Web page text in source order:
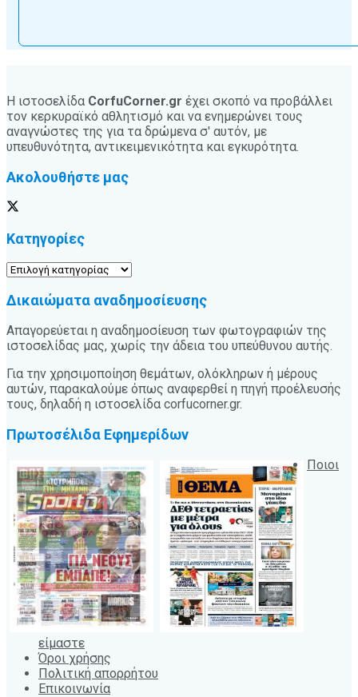
Η ιστοσελίδα CorfuCorner.gr έχει σκοπό να προβάλλει
τον κερκυραϊκό αθλητισμό και να ενημερώνει τους
αναγνώστες της για τα δρώμενα σ' αυτόν, με
υπευθυνότητα, αντικειμενικότητα και εγκυρότητα.
Ακολουθήστε μας
Κατηγορίες
Κατηγορίες
Δικαιώματα αναδημοσίευσης
Απαγορεύεται η αναδημοσίευση των φωτογραφιών της
ιστοσελίδας μας, χωρίς την άδεια του υπεύθυνου αυτής.
Για την χρησιμοποίηση θεμάτων, ολόκληρων ή μέρους
αυτών, παρακαλούμε όπως αναφερθεί η πηγή προέλευσής
τους, δηλαδή η ιστοσελίδα corfucorner.gr.
Πρωτοσέλιδα Εφημερίδων
Ποιοι
είμαστε
Όροι χρήσης
Πολιτική απορρήτου
Επικοινωνία